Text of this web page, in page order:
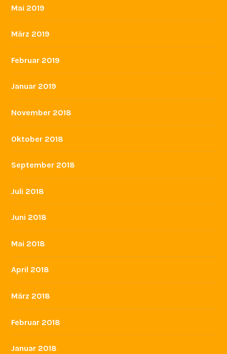
Mai 2019
März 2019
Februar 2019
Januar 2019
November 2018
Oktober 2018
September 2018
Juli 2018
Juni 2018
Mai 2018
April 2018
März 2018
Februar 2018
Januar 2018